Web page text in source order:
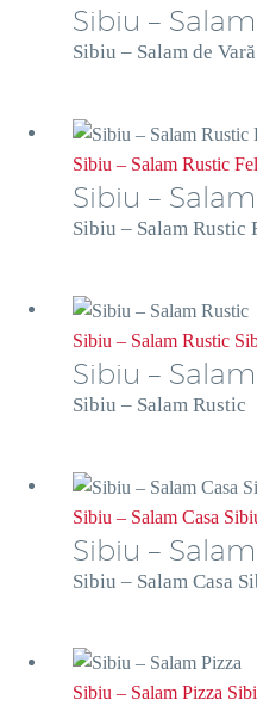
Sibiu –
Sibiu – Salam de
Sibiu – Salam Rustic
Sibiu –
Sibiu – Salam Rustic
Sibiu – Salam Rustic
Sibiu –
Sibiu – Salam Rustic
Sibiu – Salam Casa
Sibiu –
Sibiu – Salam Casa
Sibiu – Salam Pizza